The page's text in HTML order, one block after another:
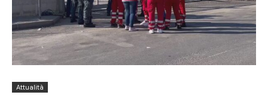
Attualità